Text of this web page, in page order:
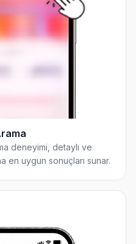
deneyimi, detaylı ve
en uygun sonuçları sunar.